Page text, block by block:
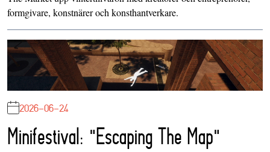
formgivare, konstnärer och konsthantverkare.
2026-06-24
Minifestival: "Escaping The Map"